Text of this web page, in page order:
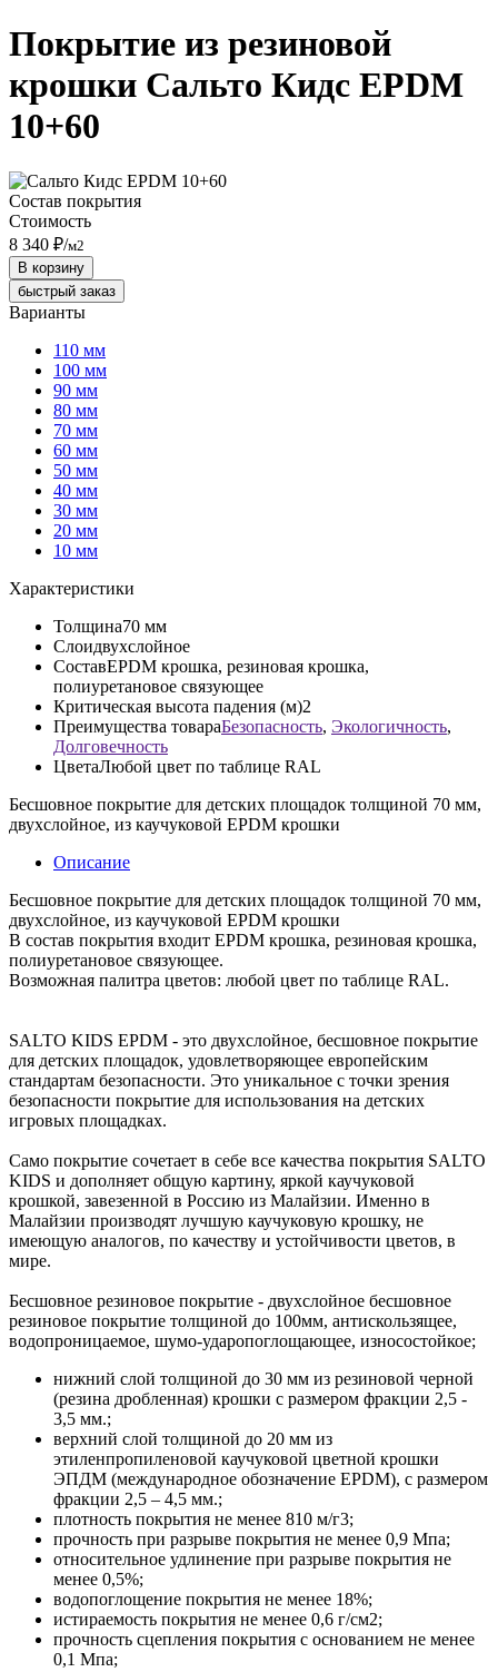
Покрытие из резиновой
крошки Сальто Кидс EPDM
10+60
Состав покрытия
Стоимость
8 340 ₽/м2
В корзину
быстрый заказ
Варианты
110 мм
100 мм
90 мм
80 мм
70 мм
60 мм
50 мм
40 мм
30 мм
20 мм
10 мм
Характеристики
Толщина70 мм
Слоидвухслойное
СоставEPDM крошка, резиновая крошка,
полиуретановое связующее
Критическая высота падения (м)2
Преимущества товараБезопасность, Экологичность,
Долговечность
ЦветаЛюбой цвет по таблице RAL
Бесшовное покрытие для детских площадок толщиной 70 мм,
двухслойное, из каучуковой EPDM крошки
Описание
Бесшовное покрытие для детских площадок толщиной 70 мм,
двухслойное, из каучуковой EPDM крошки
В состав покрытия входит EPDM крошка, резиновая крошка,
полиуретановое связующее.
Возможная палитра цветов: любой цвет по таблице RAL.
SALTO KIDS EPDM - это двухслойное, бесшовное покрытие
для детских площадок, удовлетворяющее европейским
стандартам безопасности. Это уникальное с точки зрения
безопасности покрытие для использования на детских
игровых площадках.
Само покрытие сочетает в себе все качества покрытия SALTO
KIDS и дополняет общую картину, яркой каучуковой
крошкой, завезенной в Россию из Малайзии. Именно в
Малайзии производят лучшую каучуковую крошку, не
имеющую аналогов, по качеству и устойчивости цветов, в
мире.
Бесшовное резиновое покрытие - двухслойное бесшовное
резиновое покрытие толщиной до 100мм, антискользящее,
водопроницаемое, шумо-ударопоглощающее, износостойкое;
нижний слой толщиной до 30 мм из резиновой черной
(резина дробленная) крошки с размером фракции 2,5 -
3,5 мм.;
верхний слой толщиной до 20 мм из
этиленпропиленовой каучуковой цветной крошки
ЭПДМ (международное обозначение EPDM), с размером
фракции 2,5 – 4,5 мм.;
плотность покрытия не менее 810 м/г3;
прочность при разрыве покрытия не менее 0,9 Мпа;
относительное удлинение при разрыве покрытия не
менее 0,5%;
водопоглощение покрытия не менее 18%;
истираемость покрытия не менее 0,6 г/см2;
прочность сцепления покрытия с основанием не менее
0,1 Мпа;